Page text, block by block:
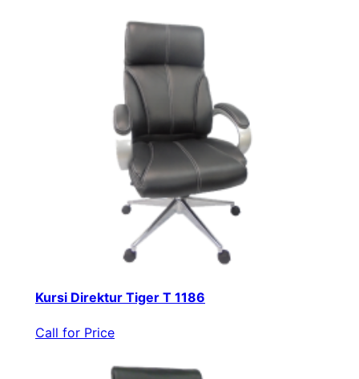
Kursi Direktur Tiger T 1186
Call for Price